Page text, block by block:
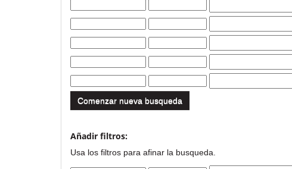
Comenzar nueva busqueda
Añadir filtros:
Usa los filtros para afinar la busqueda.